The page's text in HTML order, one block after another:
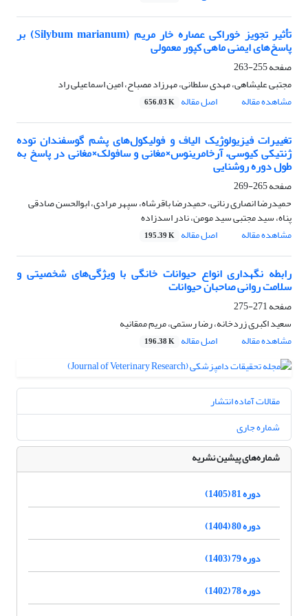
تأثیر تجویز خوراکی عصاره خار مریم ‌(Silybum marianum)‌ بر
پاسخ‌های ایمنی ماهی کپور معمولی
صفحه255-263
مجتبی علیشاهی، مهدی سلطانی، مهرزاد مصباح، امین اسماعیلی راد
مشاهده مقاله
اصل مقاله 656.03 K
تغییرات فیزیولوژیک الیاف و فولیکول‌های پشم گوسفندان توده
ژنتیکی کیوسی، آرخامرینوس‌×‌مغانی و سافولک‌×‌مغانی در پاسخ به
طول دوره روشنایی
صفحه265-269
حمیدرضا انصاری رنانی، حمیدرضا باقرشاه، سپهر مرادی، ابوالحسن صادقی
پناه، سید مجتبی سید مومن، نادر اسدزاده
مشاهده مقاله
اصل مقاله 195.39 K
رابطه نگهداری انواع حیوانات خانگی با ویژگی‌های شخصیتی و
سلامت روانی صاحبان حیوانات
صفحه271-275
سعید اکبری زردخانه، رضا رستمی، مریم ممقانیه
مشاهده مقاله
اصل مقاله 196.38 K
مقالات آماده انتشار
شماره جاری
شماره‌های پیشین نشریه
دوره 81 (1405)
دوره 80 (1404)
دوره 79 (1403)
دوره 78 (1402)